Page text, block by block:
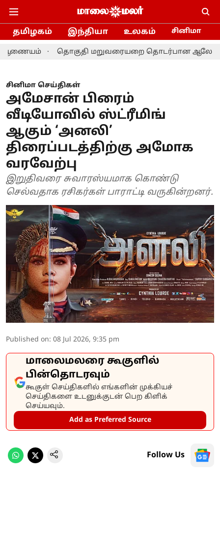
தமிழகம் இந்தியா உலகம் சினிமா
தொகுதி மறுவரையறை தொடர்பான ஆலோசனை:
சினிமா செய்திகள்
அமேசான் பிரைம்
வீடியோவில் ஸ்ட்ரீமிங்
ஆகும் ‘அனலி’
திரைப்படத்திற்கு அமோக
வரவேற்பு
இறுதிவரை சுவாரஸ்யமாக கொண்டு
செல்வதாக ரசிகர்கள் பாராட்டி வருகின்றனர்.
Published on: 08 Jul 2026, 9:35 pm
மாலைமலரை கூகுளில்
பின்தொடரவும்
கூகுள் செய்திகளில் எங்களின் முக்கியச்
செய்திகளை உடனுக்குடன் பெற கிளிக்
செய்யவும்.
Add as Preferred Source
Follow Us